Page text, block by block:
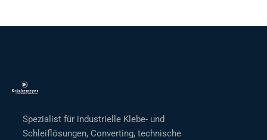
Spezialist für industrielle Klebe- und
Schleiflösungen, Converting, technische